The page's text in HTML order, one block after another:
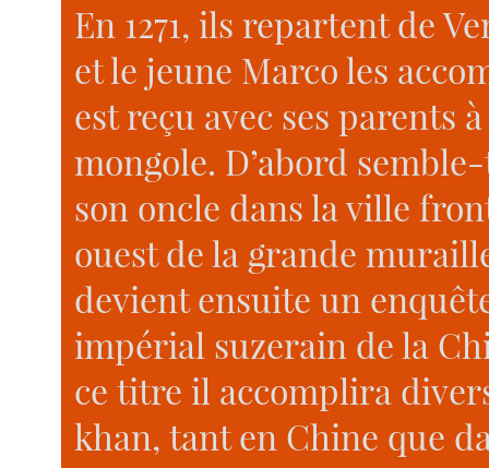
En 1271, ils repartent de
et le jeune Marco les
est reçu avec ses parents
mongole. D’abord
son oncle dans la ville
ouest de la grande
devient ensuite un
impérial suzerain de la
ce titre il accomplira
khan, tant en Chine que